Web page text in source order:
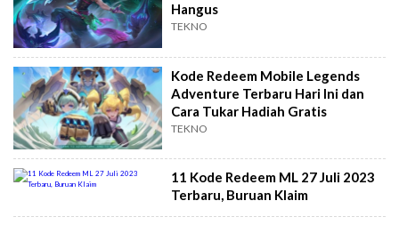
Hangus
TEKNO
Kode Redeem Mobile Legends
Adventure Terbaru Hari Ini dan
Cara Tukar Hadiah Gratis
TEKNO
11 Kode Redeem ML 27 Juli 2023
Terbaru, Buruan Klaim